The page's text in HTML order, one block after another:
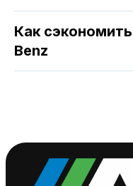
Как
Benz